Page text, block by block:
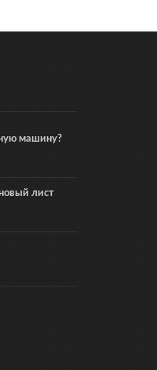
машину?
лист